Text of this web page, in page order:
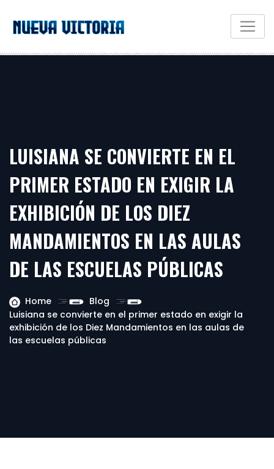
LUISIANA SE CONVIERTE EN EL
PRIMER ESTADO EN EXIGIR LA
EXHIBICIÓN DE LOS DIEZ
MANDAMIENTOS EN LAS AULAS
DE LAS ESCUELAS PÚBLICAS
Home
Blog
Luisiana se convierte en el primer estado en exigir la
exhibición de los Diez Mandamientos en las aulas de
las escuelas públicas